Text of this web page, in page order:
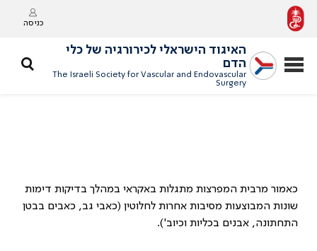
כניסה
האיגוד הישראלי לכירורגיה של כלי
הדם
The Israeli Society for Vascular and Endovascular
Surgery
כאמור מרבית המפרצות מתגלות באקראי במהלך בדיקות דימות
שונות המבוצעות מסיבות אחרות לחלוטין (כאבי גב, כאבים בבטן
התחתונה, אבנים בכליות וכיוב').